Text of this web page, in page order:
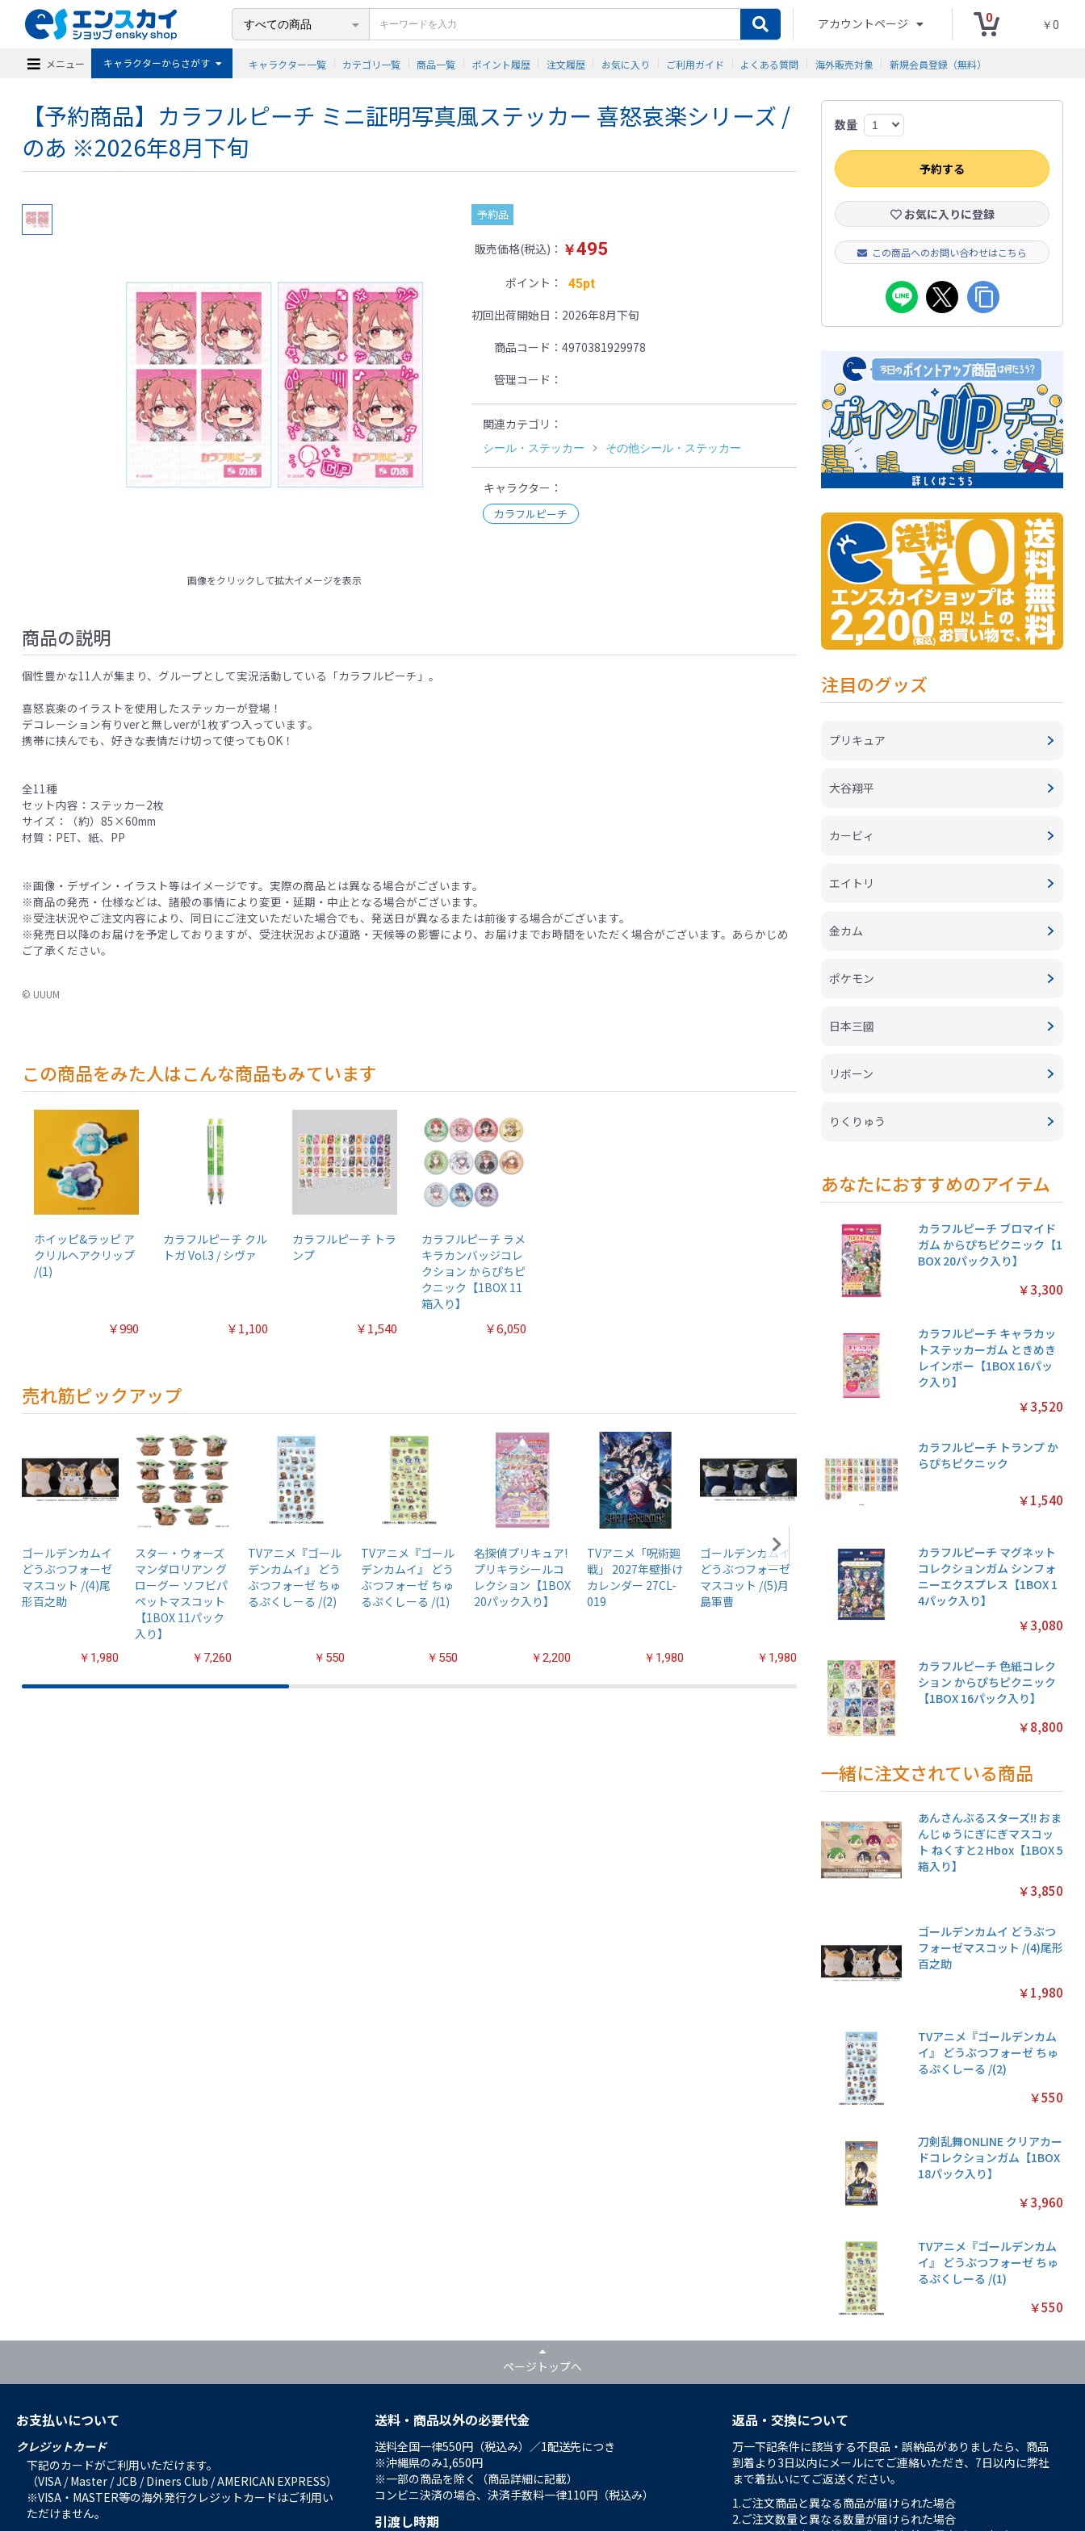
アカウントページ 0
￥0
メニュー キャラクターからさがす キャラクター一覧 カテゴリ一覧 商品一覧 ポイント履歴 注文履歴 お気に入り ご利用ガイド よくある質問 海外販売対象 新規会員登録（無料）
【予約商品】カラフルピーチ ミニ証明写真風ステッカー 喜怒哀楽シリーズ /
のあ ※2026年8月下旬
画像をクリックして拡大イメージを表示
予約品
販売価格(税込) ￥495
ポイント 45pt
初回出荷開始日
2026年8月下旬
商品コード
4970381929978
管理コード
関連カテゴリ
シール・ステッカー その他シール・ステッカー
キャラクター
カラフルピーチ
商品の説明
個性豊かな11人が集まり、グループとして実況活動している「カラフルピーチ」。
喜怒哀楽のイラストを使用したステッカーが登場！
デコレーション有りverと無しverが1枚ずつ入っています。
携帯に挟んでも、好きな表情だけ切って使ってもOK！
全11種
セット内容：ステッカー2枚
サイズ：（約）85×60mm
材質：PET、紙、PP
※画像・デザイン・イラスト等はイメージです。実際の商品とは異なる場合がございます。
※商品の発売・仕様などは、諸般の事情により変更・延期・中止となる場合がございます。
※受注状況やご注文内容により、同日にご注文いただいた場合でも、発送日が異なるまたは前後する場合がございます。
※発売日以降のお届けを予定しておりますが、受注状況および道路・天候等の影響により、お届けまでお時間をいただく場合がございます。あらかじめ
ご了承ください。
© UUUM
この商品をみた人はこんな商品もみています
ホイッピ&ラッピ ア
クリルヘアクリップ
/(1)
￥990
カラフルピーチ クル
トガ Vol.3 / シヴァ
￥1,100
カラフルピーチ トラ
ンプ
￥1,540
カラフルピーチ ラメ
キラカンバッジコレ
クション からぴちピ
クニック【1BOX 11
箱入り】
￥6,050
売れ筋ピックアップ
ゴールデンカムイ
どうぶつフォーゼ
マスコット /(4)尾
形百之助
￥1,980
スター・ウォーズ
マンダロリアン グ
ローグー ソフビパ
ペットマスコット
【1BOX 11パック
入り】
￥7,260
TVアニメ『ゴール
デンカムイ』 どう
ぶつフォーゼ ちゅ
るぷくしーる /(2)
￥550
TVアニメ『ゴール
デンカムイ』 どう
ぶつフォーゼ ちゅ
るぷくしーる /(1)
￥550
名探偵プリキュア!
プリキラシールコ
レクション【1BOX
20パック入り】
￥2,200
TVアニメ「呪術廻
戦」 2027年壁掛け
カレンダー 27CL-
019
￥1,980
ゴールデンカムイ
どうぶつフォーゼ
マスコット /(5)月
島軍曹
￥1,980
アニメ『僕のヒー
ローアカデミア』
ちみけもますこっ
と /(7)轟焦凍
￥2,200
ちいかわ あつめて
シールガム
4【1BOX 20パック
入り】
￥2,200
ちいか
クリア
クショ
パック
数量
予約する
お気に入りに登録
この商品へのお問い合わせはこちら
注目のグッズ
プリキュア
大谷翔平
カービィ
エイトリ
金カム
ポケモン
日本三國
リボーン
りくりゅう
あなたにおすすめのアイテム
カラフルピーチ ブロマイド
ガム からぴちピクニック【1
BOX 20パック入り】
￥3,300
カラフルピーチ キャラカッ
トステッカーガム ときめき
レインボー【1BOX 16パッ
ク入り】
￥3,520
カラフルピーチ トランプ か
らぴちピクニック
￥1,540
カラフルピーチ マグネット
コレクションガム シンフォ
ニーエクスプレス【1BOX 1
4パック入り】
￥3,080
カラフルピーチ 色紙コレク
ション からぴちピクニック
【1BOX 16パック入り】
￥8,800
一緒に注文されている商品
あんさんぶるスターズ!! おま
んじゅうにぎにぎマスコッ
ト ねくすと2 Hbox【1BOX 5
箱入り】
￥3,850
ゴールデンカムイ どうぶつ
フォーゼマスコット /(4)尾形
百之助
￥1,980
TVアニメ『ゴールデンカム
イ』 どうぶつフォーゼ ちゅ
るぷくしーる /(2)
￥550
刀剣乱舞ONLINE クリアカー
ドコレクションガム【1BOX
18パック入り】
￥3,960
TVアニメ『ゴールデンカム
イ』 どうぶつフォーゼ ちゅ
るぷくしーる /(1)
￥550
ページトップへ
お支払いについて
クレジットカード
下記のカードがご利用いただけます。
（VISA / Master / JCB / Diners Club / AMERICAN EXPRESS）
※VISA・MASTER等の海外発行クレジットカードはご利用い
ただけません。
送料・商品以外の必要代金
送料全国一律550円（税込み）／1配送先につき
※沖縄県のみ1,650円
※一部の商品を除く（商品詳細に記載）
コンビニ決済の場合、決済手数料一律110円（税込み）
引渡し時期
返品・交換について
万一下記条件に該当する不良品・誤納品がありましたら、商品
到着より3日以内にメールにてご連絡いただき、7日以内に弊社
まで着払いにてご返送ください。
1.ご注文商品と異なる商品が届けられた場合
2.ご注文数量と異なる数量が届けられた場合